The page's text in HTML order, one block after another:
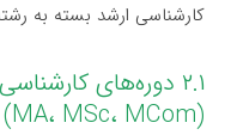
کارشناسی ارشد بسته به
۲.۱ دوره‌های
(MA، MSc، MCom)